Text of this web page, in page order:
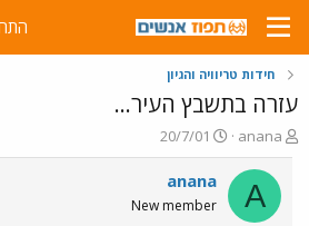
חידות טריוויה והגיון
עזרה בתשבץ העיר...
פ
ו
ת
ח
ה
anana
פ
ו
ר
ם
20/7/01
A
anana
New member